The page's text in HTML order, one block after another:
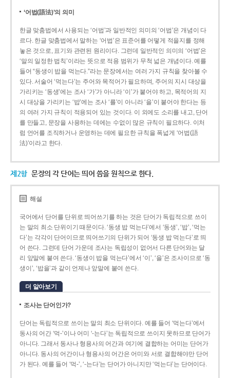
‘어법(語法)’의 의미
한글 맞춤법에서 사용되는 ‘어법’과 일반적인 의미의 ‘어법’은 개념이 다
르다. 한글 맞춤법에서 말하는 ‘어법’은 표준어를 어떻게 적을지를 정해
놓은 것으로, 표기와 관련된 원리이다. 그런데 일반적인 의미의 ‘어법’은
‘말의 일정한 법칙’이라는 뜻으로 적용 범위가 무척 넓은 개념이다. 예를
들어 “동생이 밥을 먹는다.”라는 문장에서는 여러 가지 규칙을 찾아볼 수
있다. 서술어 ‘먹는다’는 주어와 목적어가 필요하며, 주어의 지시 대상을
가리키는 ‘동생’에는 조사 ‘가’가 아니라 ‘이’가 붙어야 하고, 목적어의 지
시 대상을 가리키는 ‘밥’에는 조사 ‘를’이 아니라 ‘을’이 붙어야 한다는 등
의 여러 가지 규칙이 적용되어 있는 것이다. 이 외에도 소리를 내고, 단어
를 만들고, 문장을 사용하는 데에는 수없이 많은 규칙이 필요하다. 이처
럼 언어를 조직하거나 운영하는 데에 필요한 규칙을 폭넓게 ‘어법(語
法)’이라고 한다.
제2항 문장의 각 단어는 띄어 씀을 원칙으로 한다.
해설
국어에서 단어를 단위로 띄어쓰기를 하는 것은 단어가 독립적으로 쓰이
는 말의 최소 단위이기 때문이다. ‘동생 밥 먹는다’에서 ‘동생’, ‘밥’, ‘먹는
다’는 각각이 단어이므로 띄어쓰기의 단위가 되어 ‘동생 밥 먹는다’로 띄
어 쓴다. 그런데 단어 가운데 조사는 독립성이 없어서 다른 단어와는 달
리 앞말에 붙여 쓴다. ‘동생이 밥을 먹는다’에서 ‘이’, ‘을’은 조사이므로 ‘동
생이’, ‘밥을’과 같이 언제나 앞말에 붙여 쓴다.
더 알아보기
조사는 단어인가?
단어는 독립적으로 쓰이는 말의 최소 단위이다. 예를 들어 ‘먹는다’에서
동사의 어간 ‘먹-­’이나 어미 ‘­-는다’는 독립적으로 쓰이지 못하므로 단어가
아니다. 그래서 동사나 형용사의 어간과 여기에 결합하는 어미는 단어가
아니다. 동사의 어간이나 형용사의 어간은 어미와 서로 결합해야만 단어
가 된다. 예를 들어 ‘먹-’, ‘-는다’는 단어가 아니지만 ‘먹는다’는 단어이다.